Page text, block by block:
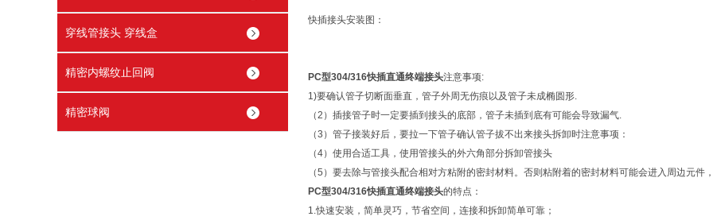
穿线管接头 穿线盒
精密内螺纹止回阀
精密球阀
快插接头安装图：
PC型304/316快插直通终端接头注意事项:
1)要确认管子切断面垂直，管子外周无伤痕以及管子未成椭圆形.
（2）插接管子时一定要插到接头的底部，管子未插到底有可能会导致漏气.
（3）管子接装好后，要拉一下管子确认管子拔不出来接头拆卸时注意事项：
（4）使用合适工具，使用管接头的外六角部分拆卸管接头
（5）要去除与管接头配合相对方粘附的密封材料。否则粘附着的密封材料可能会进入周边元件，
PC型304/316快插直通终端接头的特点：
1.快速安装，简单灵巧，节省空间，连接和拆卸简单可靠；